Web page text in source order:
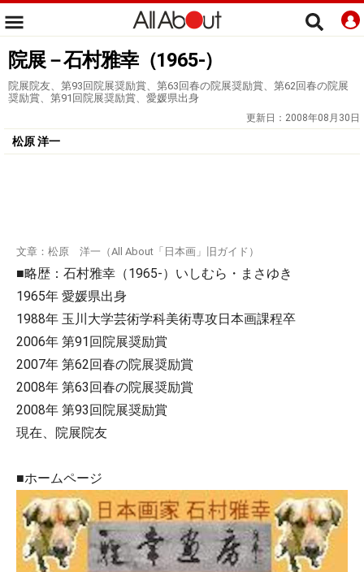
院展－石村雅幸（1965-）
院展院友、第93回院展奨励賞、第63回春の院展奨励賞、第62回春の院展
奨励賞、第91回院展奨励賞、愛媛県出身
更新日： 2008年08月30日
松原 洋一
文章：松原 洋一（All About「日本画」旧ガイド）
■略歴：石村雅幸（1965-）いしむら・まさゆき
1965年 愛媛県出身
1988年 玉川大学芸術学科美術専攻日本画課程卒
2006年 第91回院展奨励賞
2007年 第62回春の院展奨励賞
2008年 第63回春の院展奨励賞
2008年 第93回院展奨励賞
現在、院展院友
■ホームページ